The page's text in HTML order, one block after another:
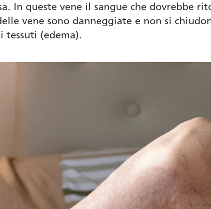
In queste vene il sangue che dovrebbe
vene sono danneggiate e non si
tessuti (edema).